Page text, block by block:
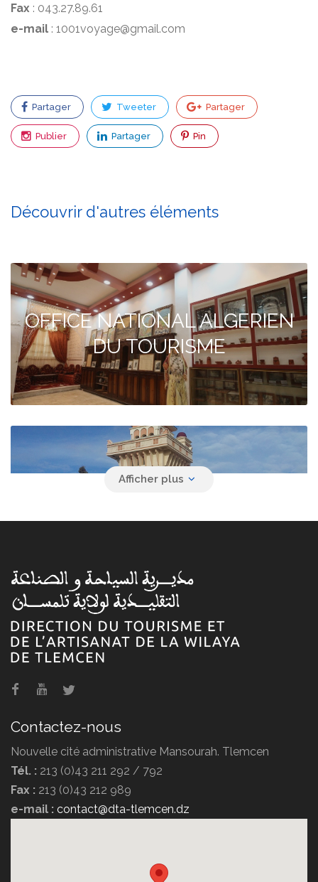
Fax : 043.27.89.61
e-mail : 1001voyage@gmail.com
Partager Tweeter Partager
Publier Partager Pin
Découvrir d'autres éléments
OFFICE NATIONAL ALGERIEN
DU TOURISME
Agence de voyage YACINE
Agence de voyage POMARIA
Agence de voyage DIPLOMATE
Contactez-nous
Nouvelle cité administrative Mansourah. Tlemcen
Tél. : 213 (0)43 211 292 / 792
Fax : 213 (0)43 212 989
e-mail : contact@dta-tlemcen.dz